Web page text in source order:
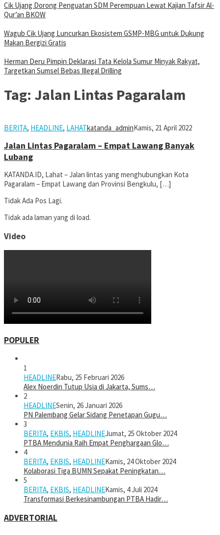
Cik Ujang Dorong Penguatan SDM Perempuan Lewat Kajian Tafsir Al-
Qur’an BKOW
Wagub Cik Ujang Luncurkan Ekosistem GSMP-MBG untuk Dukung
Makan Bergizi Gratis
Herman Deru Pimpin Deklarasi Tata Kelola Sumur Minyak Rakyat,
Targetkan Sumsel Bebas Illegal Drilling
Tag: Jalan Lintas Pagaralam
BERITA, HEADLINE, LAHATkatanda_adminKamis, 21 April 2022
Jalan Lintas Pagaralam – Empat Lawang Banyak
Lubang
KATANDA.ID, Lahat – Jalan lintas yang menghubungkan Kota
Pagaralam – Empat Lawang dan Provinsi Bengkulu, […]
Tidak Ada Pos Lagi.
Tidak ada laman yang di load.
Video
POPULER
1
HEADLINERabu, 25 Februari 2026
Alex Noerdin Tutup Usia di Jakarta, Sums…
2
HEADLINESenin, 26 Januari 2026
PN Palembang Gelar Sidang Penetapan Gugu…
3
BERITA, EKBIS, HEADLINEJumat, 25 Oktober 2024
PTBA Mendunia Raih Empat Penghargaan Glo…
4
BERITA, EKBIS, HEADLINEKamis, 24 Oktober 2024
Kolaborasi Tiga BUMN Sepakat Peningkatan…
5
BERITA, EKBIS, HEADLINEKamis, 4 Juli 2024
Transformasi Berkesinambungan PTBA Hadir…
ADVERTORIAL